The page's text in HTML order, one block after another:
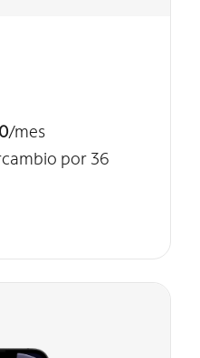
/mes
por 36